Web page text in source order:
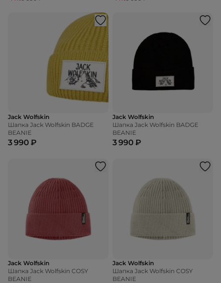
Jack Wolfskin
Шапка Jack Wolfskin BADGE
BEANIE
3 990 ₽
Jack Wolfskin
Шапка Jack Wolfskin BADGE
BEANIE
3 990 ₽
Jack Wolfskin
Шапка Jack Wolfskin COSY
BEANIE
Jack Wolfskin
Шапка Jack Wolfskin COSY
BEANIE